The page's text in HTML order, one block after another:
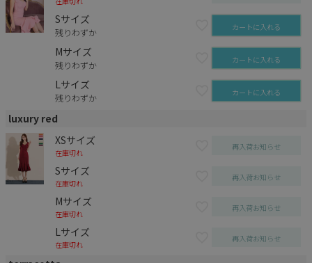
Sサイズ
残りわずか カートに入れる
Mサイズ
残りわずか カートに入れる
Lサイズ
残りわずか カートに入れる
luxury red
XSサイズ
在庫切れ
再入荷お知らせ
Sサイズ
在庫切れ
再入荷お知らせ
Mサイズ
在庫切れ
再入荷お知らせ
Lサイズ
在庫切れ
再入荷お知らせ